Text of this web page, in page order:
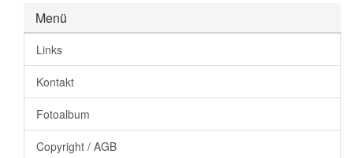
Menü
Links
Kontakt
Fotoalbum
Copyright / AGB